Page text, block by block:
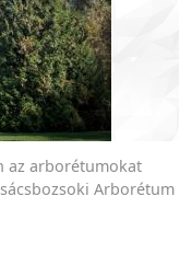
az arborétumokat
Arborétum